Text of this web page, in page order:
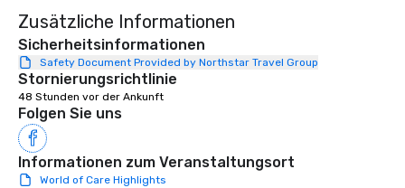
Zusätzliche Informationen
Sicherheitsinformationen
Safety Document Provided by Northstar Travel Group
Stornierungsrichtlinie
48 Stunden vor der Ankunft
Folgen Sie uns
Informationen zum Veranstaltungsort
World of Care Highlights